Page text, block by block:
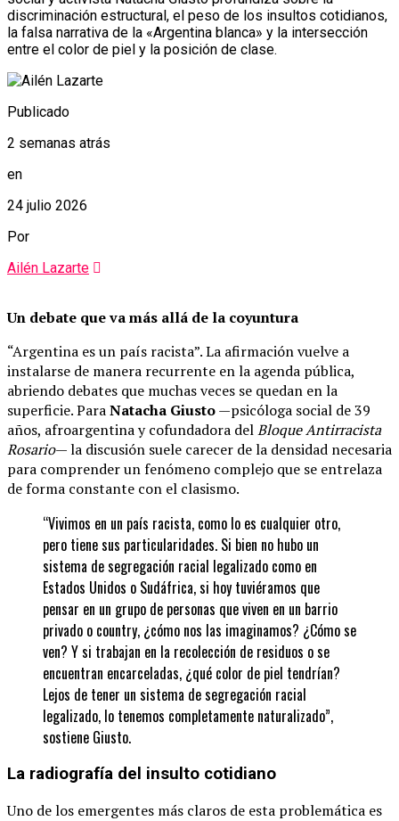
discriminación estructural, el peso de los insultos cotidianos,
la falsa narrativa de la «Argentina blanca» y la intersección
entre el color de piel y la posición de clase.
Publicado
2 semanas atrás
en
24 julio 2026
Por
Ailén Lazarte
Un debate que va más allá de la coyuntura
“Argentina es un país racista”. La afirmación vuelve a
instalarse de manera recurrente en la agenda pública,
abriendo debates que muchas veces se quedan en la
superficie. ParaNatacha Giusto—psicóloga social de 39
años, afroargentina y cofundadora delBloque Antirracista
Rosario— la discusión suele carecer de la densidad necesaria
para comprender un fenómeno complejo que se entrelaza
de forma constante con el clasismo.
“Vivimos en un país racista, como lo es cualquier otro,
pero tiene sus particularidades. Si bien no hubo un
sistema de segregación racial legalizado como en
Estados Unidos o Sudáfrica, si hoy tuviéramos que
pensar en un grupo de personas que viven en un barrio
privado o country, ¿cómo nos las imaginamos? ¿Cómo se
ven? Y si trabajan en la recolección de residuos o se
encuentran encarceladas, ¿qué color de piel tendrían?
Lejos de tener un sistema de segregación racial
legalizado, lo tenemos completamente naturalizado”,
sostiene Giusto.
La radiografía del insulto cotidiano
Uno de los emergentes más claros de esta problemática es